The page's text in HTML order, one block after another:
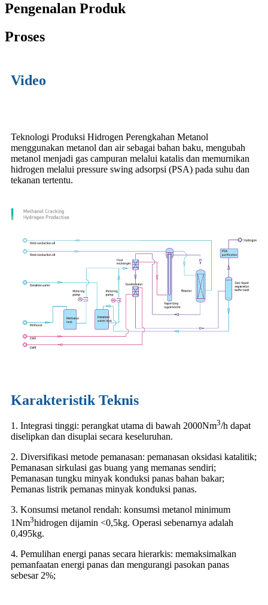
Pengenalan Produk
Proses
Video
Teknologi Produksi Hidrogen Perengkahan Metanol
menggunakan metanol dan air sebagai bahan baku, mengubah
metanol menjadi gas campuran melalui katalis dan memurnikan
hidrogen melalui pressure swing adsorpsi (PSA) pada suhu dan
tekanan tertentu.
Karakteristik Teknis
1. Integrasi tinggi: perangkat utama di bawah 2000Nm3/h dapat
diselipkan dan disuplai secara keseluruhan.
2. Diversifikasi metode pemanasan: pemanasan oksidasi katalitik;
Pemanasan sirkulasi gas buang yang memanas sendiri;
Pemanasan tungku minyak konduksi panas bahan bakar;
Pemanas listrik pemanas minyak konduksi panas.
3. Konsumsi metanol rendah: konsumsi metanol minimum
1Nm3hidrogen dijamin <0,5kg. Operasi sebenarnya adalah
0,495kg.
4. Pemulihan energi panas secara hierarkis: memaksimalkan
pemanfaatan energi panas dan mengurangi pasokan panas
sebesar 2%;